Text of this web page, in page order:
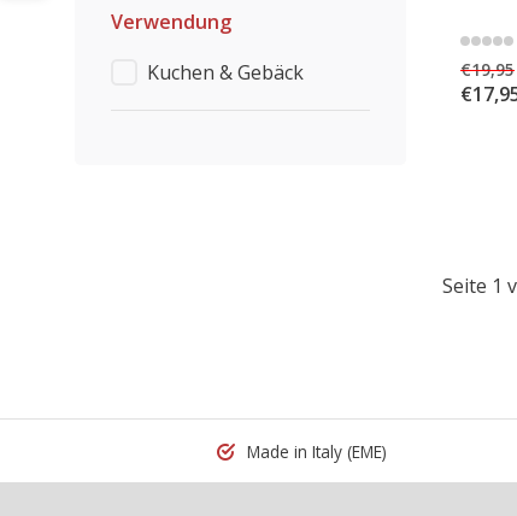
Verwendung
Kuchen & Gebäck
€19,95
Seite 1
Made in Italy (EME)